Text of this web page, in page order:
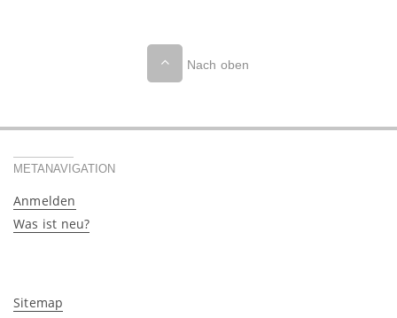
Nach oben
METANAVIGATION
Anmelden
Was ist neu?
Sitemap